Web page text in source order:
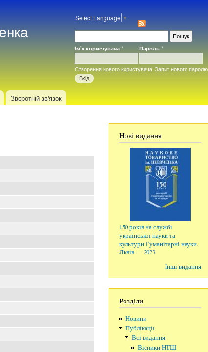
Select Language ▼
Вхід
Ім'я користувача* Пароль*
Створення нового користувача Запит нового паролю
Зворотній зв'язок
Нові видання
150 років на службі
української науки та
культури Гуманітарні науки.
Львів — 2023
Інші видання
Розділи
Новини
Публікації
Всі видання
Вісники НТШ